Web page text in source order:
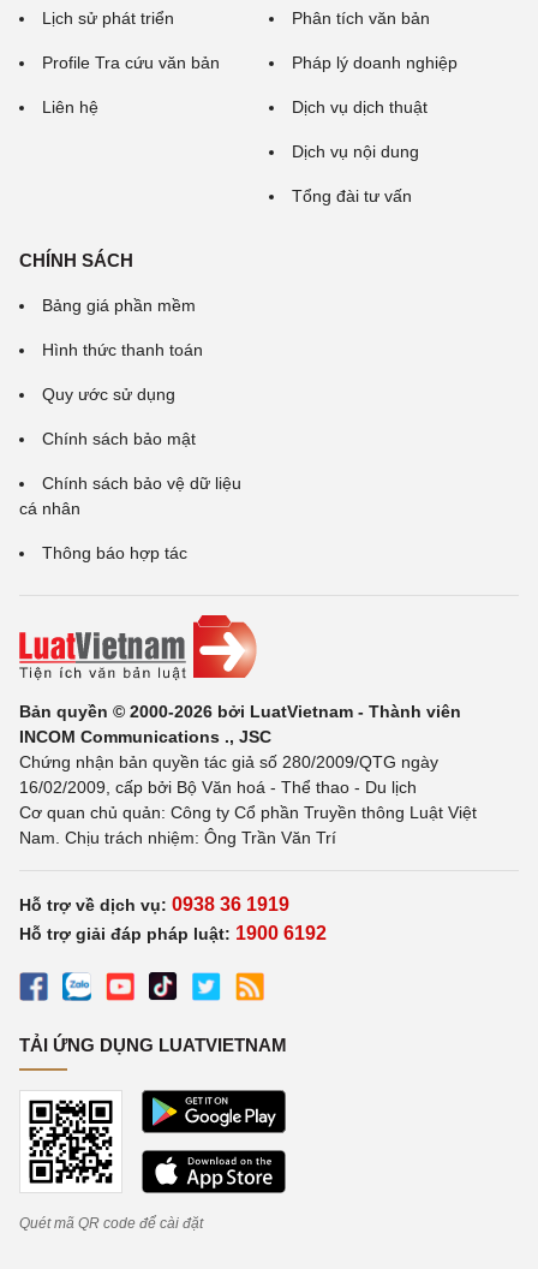
Lịch sử phát triển
Profile Tra cứu văn bản
Liên hệ
Phân tích văn bản
Pháp lý doanh nghiệp
Dịch vụ dịch thuật
Dịch vụ nội dung
Tổng đài tư vấn
CHÍNH SÁCH
Bảng giá phần mềm
Hình thức thanh toán
Quy ước sử dụng
Chính sách bảo mật
Chính sách bảo vệ dữ liệu
cá nhân
Thông báo hợp tác
Bản quyền © 2000-2026 bởi LuatVietnam - Thành viên
INCOM Communications ., JSC
Chứng nhận bản quyền tác giả số 280/2009/QTG ngày
16/02/2009, cấp bởi Bộ Văn hoá - Thể thao - Du lịch
Cơ quan chủ quản: Công ty Cổ phần Truyền thông Luật Việt
Nam. Chịu trách nhiệm: Ông Trần Văn Trí
Hỗ trợ về dịch vụ: 0938 36 1919
Hỗ trợ giải đáp pháp luật: 1900 6192
TẢI ỨNG DỤNG LUATVIETNAM
Quét mã QR code để cài đặt